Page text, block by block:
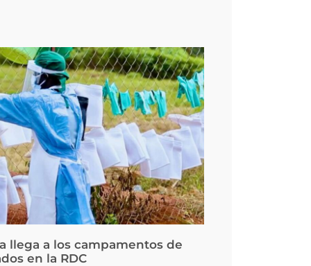
llega a los campamentos de
en la RDC